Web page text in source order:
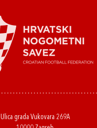
Ulica grada Vukovara 269A